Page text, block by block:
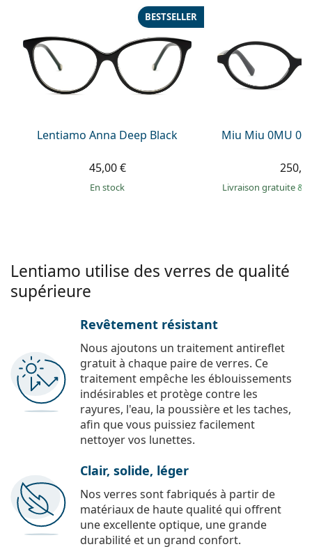
Prada
Toutes les marques
Lentiamo Anna Deep Black
BESTSELLER
45,00 €
en stock
Miu Miu 0MU
Livraison gratuite&
Lentiamo utilise des verres de qualité
supérieure
Revêtement résistant
Nous ajoutons un traitement antireflet
gratuit à chaque paire de verres. Ce
traitement empêche les éblouissements
indésirables et protège contre les
rayures, l'eau, la poussière et les taches,
afin que vous puissiez facilement
nettoyer vos lunettes.
Clair, solide, léger
Nos verres sont fabriqués à partir de
matériaux de haute qualité qui offrent
une excellente optique, une grande
durabilité et un grand confort.